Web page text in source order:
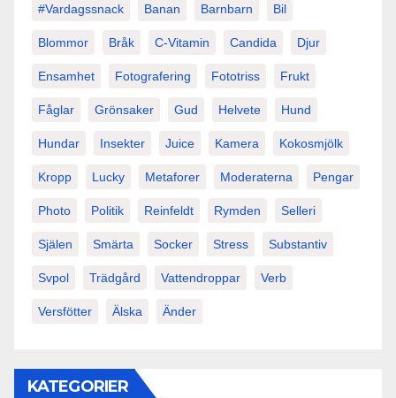
#vardagssnack Banan Barnbarn Bil
Blommor Bråk C-Vitamin Candida Djur
Ensamhet Fotografering Fototriss Frukt
Fåglar Grönsaker Gud Helvete Hund
Hundar Insekter Juice Kamera Kokosmjölk
Kropp Lucky Metaforer Moderaterna Pengar
Photo Politik Reinfeldt Rymden Selleri
Själen Smärta Socker Stress Substantiv
Svpol Trädgård Vattendroppar Verb
Versfötter Älska Änder
KATEGORIER